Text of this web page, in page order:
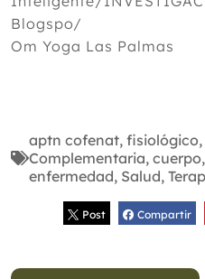
Blogspo/
Om Yoga Las Palmas
aptn cofenat, fisiológico,
Complementaria, cuerpo,
enfermedad, Salud,
Post Compartir